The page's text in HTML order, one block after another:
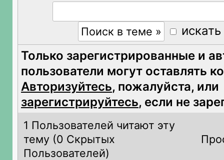
Только зарегистрированные и
пользователи могут оставлять
Авторизуйтесь, пожалуйста, или
зарегистрируйтесь, если не
1 Пользователей читают эту
тему (0 Скрытых
Пользователей)